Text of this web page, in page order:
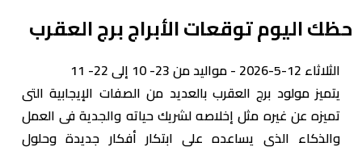
حظك اليوم توقعات الأبراج برج العقرب
الثلاثاء 12-5-2026 - مواليد من 23- 10 إلى 22- 11
يتميز مولود برج العقرب بالعديد من الصفات الإيجابية التى
تميزه عن غيره مثل إخلاصه لشريك حياته والجدية فى العمل
والذكاء الذى يساعده على ابتكار أفكار جديدة وحلول